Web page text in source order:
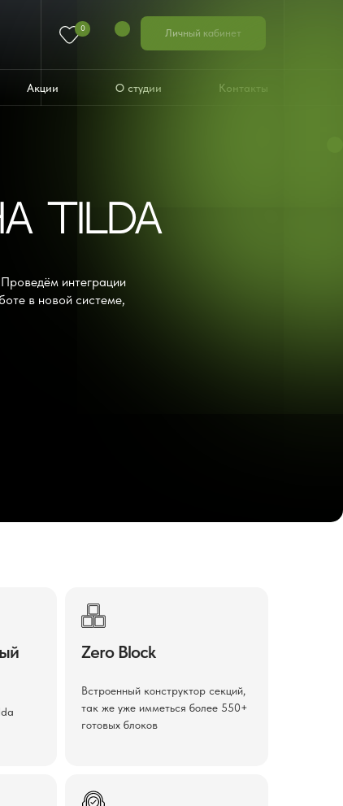
Личный кабинет
0
Акции О студии Контакты
интеграции
в новой системе,
TILDA
Zero Block
Встроенный конструктор секций,
так же уже имметься более 550+
готовых блоков